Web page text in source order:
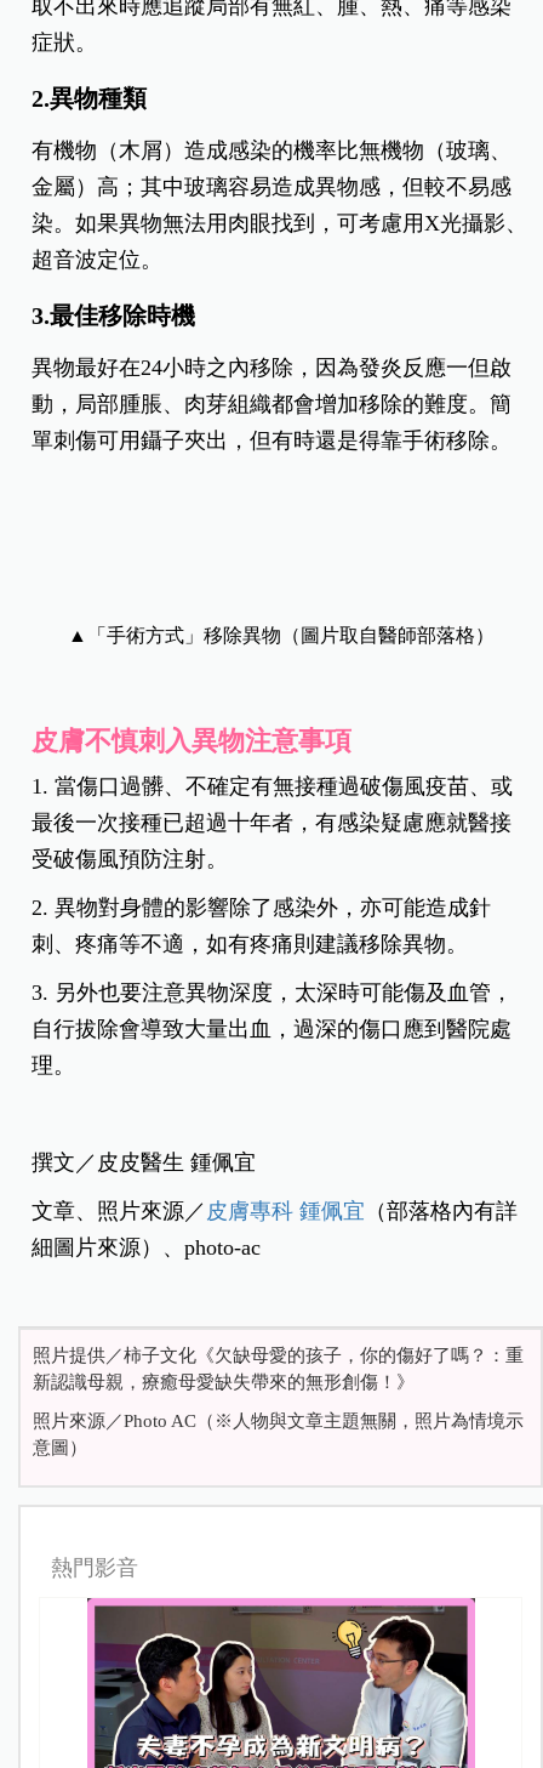
取不出來時應追蹤局部有無紅、腫、熱、痛等感染
症狀。
2.異物種類
有機物（木屑）造成感染的機率比無機物（玻璃、
金屬）高；其中玻璃容易造成異物感，但較不易感
染。如果異物無法用肉眼找到，可考慮用X光攝影、
超音波定位。
3.最佳移除時機
異物最好在24小時之內移除，因為發炎反應一但啟
動，局部腫脹、肉芽組織都會增加移除的難度。簡
單刺傷可用鑷子夾出，但有時還是得靠手術移除。
▲「手術方式」移除異物（圖片取自醫師部落格）
皮膚不慎刺入異物注意事項
1. 當傷口過髒、不確定有無接種過破傷風疫苗、或
最後一次接種已超過十年者，有感染疑慮應就醫接
受破傷風預防注射。
2. 異物對身體的影響除了感染外，亦可能造成針
刺、疼痛等不適，如有疼痛則建議移除異物。
3. 另外也要注意異物深度，太深時可能傷及血管，
自行拔除會導致大量出血，過深的傷口應到醫院處
理。
撰文／皮皮醫生 鍾佩宜
文章、照片來源／ 皮膚專科 鍾佩宜 （部落格內有詳
細圖片來源）、photo-ac
照片提供／柿子文化《欠缺母愛的孩子，你的傷好了嗎？：重
新認識母親，療癒母愛缺失帶來的無形創傷！》
照片來源／Photo AC（※人物與文章主題無關，照片為情境示
意圖）
熱門影音